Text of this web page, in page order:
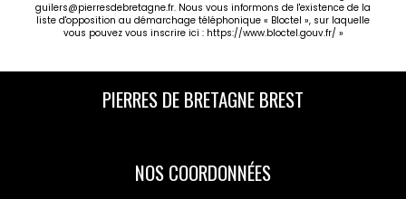
guilers@pierresdebretagne.fr. Nous vous informons de l'existence de la
liste d'opposition au démarchage téléphonique « Bloctel », sur laquelle
vous pouvez vous inscrire ici : https://www.bloctel.gouv.fr/ »
PIERRES DE BRETAGNE GUILERS
NOS COORDONNÉES